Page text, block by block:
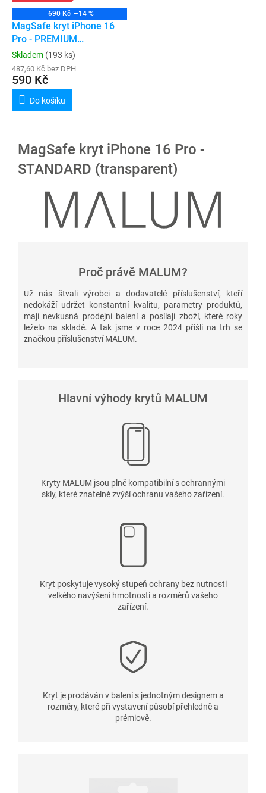
690 Kč –14 %
MagSafe kryt iPhone 16
Pro - PREMIUM
(transparent)
Skladem (193 ks)
487,60 Kč bez DPH
590 Kč
Do košíku
MagSafe kryt iPhone 16 Pro -
STANDARD (transparent)
Proč právě MALUM?
Už nás štvali výrobci a dodavatelé příslušenství, kteří
nedokáží udržet konstantní kvalitu, parametry produktů,
mají nevkusná prodejní balení a posílají zboží, které roky
leželo na skladě. A tak jsme v roce 2024 přišli na trh se
značkou příslušenství MALUM.
Hlavní výhody krytů MALUM
Kryty MALUM jsou plně kompatibilní s ochrannými
skly, které znatelně zvýší ochranu vašeho zařízení.
Kryt poskytuje vysoký stupeň ochrany bez nutnosti
velkého navýšení hmotnosti a rozměrů vašeho
zařízení.
Kryt je prodáván v balení s jednotným designem a
rozměry, které při vystavení působí přehledně a
prémiově.